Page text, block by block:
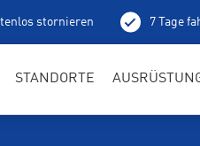
stornieren 7 Tage
STANDORTE